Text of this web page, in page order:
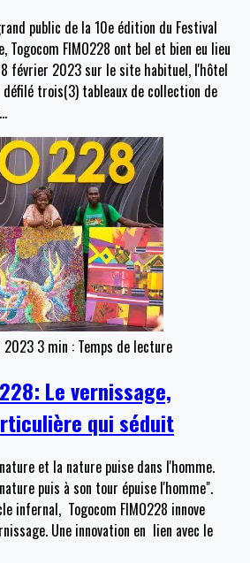
public de la 10e édition du Festival
Togocom FIMO228 ont bel et bien eu lieu
février 2023 sur le site habituel, l'hôtel
défilé trois(3) tableaux de collection de
…
2023 3 min : Temps de lecture
Le vernissage,
qui séduit
et la nature puise dans l'homme.
puis à son tour épuise l'homme".
infernal, Togocom FIMO228 innove
Une innovation en lien avec le